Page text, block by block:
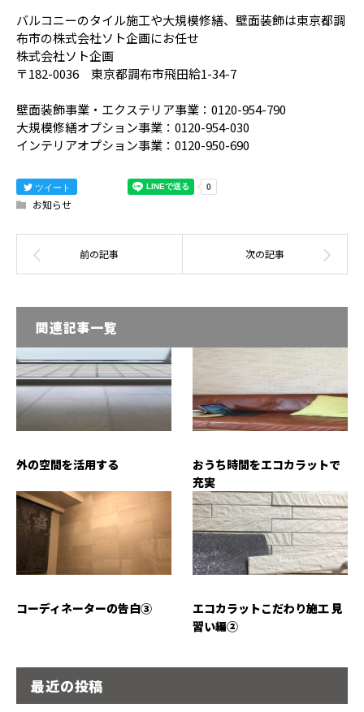
バルコニーのタイル施工や大規模修繕、壁面装飾は東京都調
布市の株式会社ソト企画にお任せ
株式会社ソト企画
〒182-0036 東京都調布市飛田給1-34-7
壁面装飾事業・エクステリア事業：0120-954-790
大規模修繕オプション事業：0120-954-030
インテリアオプション事業：0120-950-690
ツイート
お知らせ
関連記事一覧
外の空間を活用する
おうち時間をエコカラットで
充実
コーディネーターの告白③
エコカラットこだわり施工 見
習い編②
最近の投稿